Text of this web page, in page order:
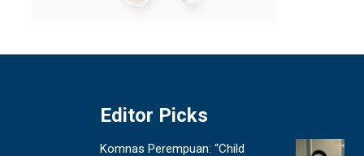
Editor Picks
Komnas Perempuan: “Child